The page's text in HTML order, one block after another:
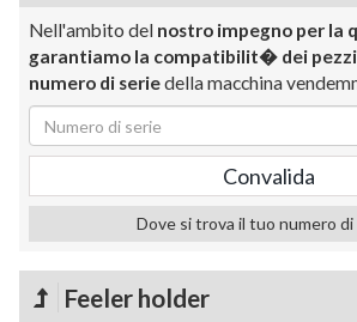
Nell'ambito del nostro impegno per
garantiamo la compatibilit� dei
numero di seriedella macchina
Dove si trova il tuo numero di
Feeler holder